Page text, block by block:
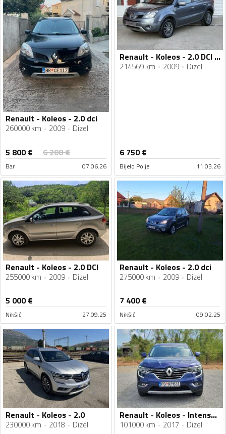
Renault - Koleos - 2.0 dci
260000 km 2009 Dizel
5 800€ 6 200€
Bar 07.06.26
Renault - Koleos - 2.0 DCI 4x4
214569 km 2009 Dizel
6 750€
Bijelo Polje 11.03.26
Renault - Koleos - 2.0 DCI
255000 km 2009 Dizel
5 000€
Nikšić 27.09.25
Renault - Koleos - 2.0 dci
275000 km 2009 Dizel
7 400€
Nikšić 09.02.25
Renault - Koleos - 2.0
230000 km 2018 Dizel
Renault - Koleos - Intense Energy 175 dci 4x4 decembar /2017
101000 km 2017 Dizel